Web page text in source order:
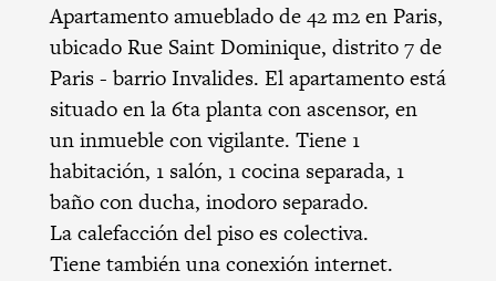
Apartamento amueblado de 42 m2 en Paris,
ubicado Rue Saint Dominique, distrito 7 de
Paris- barrio Invalides. El apartamento está
situado en la 6ta planta con ascensor, en
un inmueble con vigilante. Tiene 1
habitación, 1 salón, 1 cocina separada, 1
baño con ducha, inodoro separado.
La calefacción del piso es colectiva.
Tiene también una conexión internet.